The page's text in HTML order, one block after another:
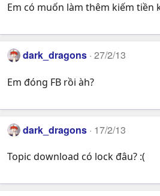
Em có muốn làm thêm kiếm tiền
dark_dragons 27/2/13
Em đóng FB rồi àh?
dark_dragons 17/2/13
Topic download có lock đâu? :(